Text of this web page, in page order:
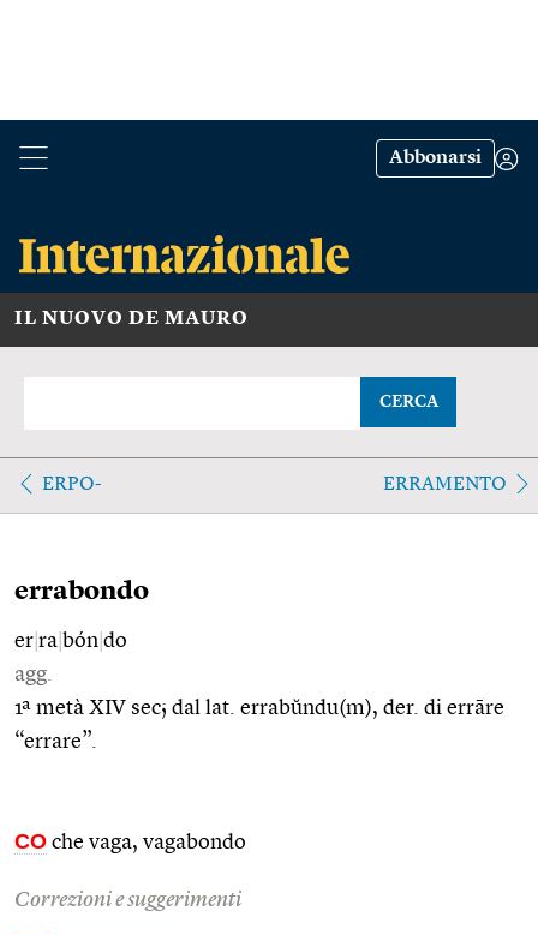
Abbonarsi
IL NUOVO DE MAURO
CERCA
ERPO- ERRAMENTO
errabondo
er ra bón do
agg.
1ª metà XIV sec; dal lat. errabŭndu(m), der. di errāre
“errare”.
CO che vaga, vagabondo
Correzioni e suggerimenti